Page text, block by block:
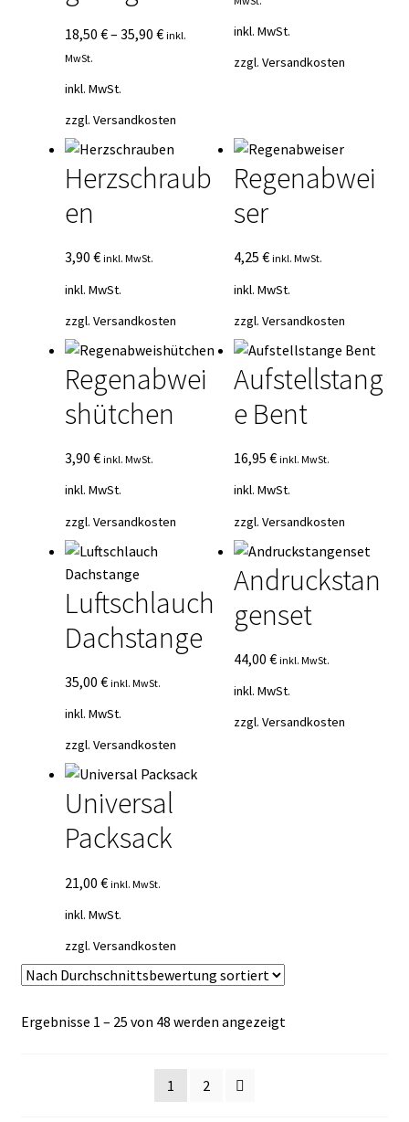
18,50 €– 35,90 € inkl.
MwSt.
inkl. MwSt.
zzgl. Versandkosten
inkl. MwSt.
zzgl.Versandkosten
Herzschraub
en
3,90 € inkl. MwSt.
inkl. MwSt.
zzgl. Versandkosten
Regenabwei
ser
4,25€ inkl. MwSt.
inkl. MwSt.
zzgl.Versandkosten
Regenabwei
shütchen
3,90 € inkl. MwSt.
inkl. MwSt.
zzgl. Versandkosten
Aufstellstang
e Bent
16,95€ inkl. MwSt.
inkl. MwSt.
zzgl.Versandkosten
Luftschlauch
Dachstange
35,00 € inkl. MwSt.
inkl. MwSt.
zzgl. Versandkosten
Andruckstan
genset
44,00€ inkl. MwSt.
inkl. MwSt.
zzgl.Versandkosten
Universal
Packsack
21,00 € inkl. MwSt.
inkl. MwSt.
zzgl. Versandkosten
Ergebnisse 1 – 25 von 48 werden angezeigtNach
1
2